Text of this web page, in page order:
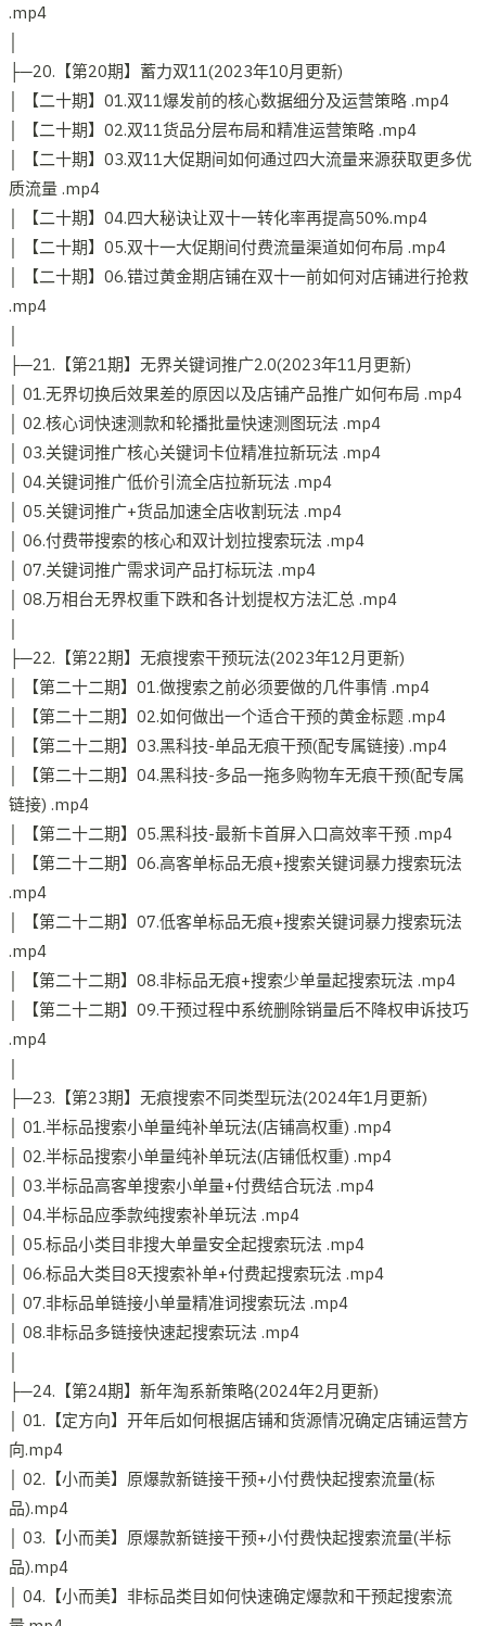
.mp4
├─20.【第20期】蓄力双11(2023年10月更新)
│ 【二十期】01.双11爆发前的核心数据细分及运营策略 .mp4
│ 【二十期】02.双11货品分层布局和精准运营策略 .mp4
│ 【二十期】03.双11大促期间如何通过四大流量来源获取更多优
质流量 .mp4
│ 【二十期】04.四大秘诀让双十一转化率再提高50%.mp4
│ 【二十期】05.双十一大促期间付费流量渠道如何布局 .mp4
│ 【二十期】06.错过黄金期店铺在双十一前如何对店铺进行抢救
.mp4
├─21.【第21期】无界关键词推广2.0(2023年11月更新)
│ 01.无界切换后效果差的原因以及店铺产品推广如何布局 .mp4
│ 02.核心词快速测款和轮播批量快速测图玩法 .mp4
│ 03.关键词推广核心关键词卡位精准拉新玩法 .mp4
│ 04.关键词推广低价引流全店拉新玩法 .mp4
│ 05.关键词推广+货品加速全店收割玩法 .mp4
│ 06.付费带搜索的核心和双计划拉搜索玩法 .mp4
│ 07.关键词推广需求词产品打标玩法 .mp4
│ 08.万相台无界权重下跌和各计划提权方法汇总 .mp4
├─22.【第22期】无痕搜索干预玩法(2023年12月更新)
│ 【第二十二期】01.做搜索之前必须要做的几件事情 .mp4
│ 【第二十二期】02.如何做出一个适合干预的黄金标题 .mp4
│ 【第二十二期】03.黑科技-单品无痕干预(配专属链接) .mp4
│ 【第二十二期】04.黑科技-多品一拖多购物车无痕干预(配专属
链接) .mp4
│ 【第二十二期】05.黑科技-最新卡首屏入口高效率干预 .mp4
│ 【第二十二期】06.高客单标品无痕+搜索关键词暴力搜索玩法
.mp4
│ 【第二十二期】07.低客单标品无痕+搜索关键词暴力搜索玩法
.mp4
│ 【第二十二期】08.非标品无痕+搜索少单量起搜索玩法 .mp4
│ 【第二十二期】09.干预过程中系统删除销量后不降权申诉技巧
.mp4
├─23.【第23期】无痕搜索不同类型玩法(2024年1月更新)
│ 01.半标品搜索小单量纯补单玩法(店铺高权重) .mp4
│ 02.半标品搜索小单量纯补单玩法(店铺低权重) .mp4
│ 03.半标品高客单搜索小单量+付费结合玩法 .mp4
│ 04.半标品应季款纯搜索补单玩法 .mp4
│ 05.标品小类目非搜大单量安全起搜索玩法 .mp4
│ 06.标品大类目8天搜索补单+付费起搜索玩法 .mp4
│ 07.非标品单链接小单量精准词搜索玩法 .mp4
│ 08.非标品多链接快速起搜索玩法 .mp4
├─24.【第24期】新年淘系新策略(2024年2月更新)
│ 01.【定方向】开年后如何根据店铺和货源情况确定店铺运营方
向.mp4
│ 02.【小而美】原爆款新链接干预+小付费快起搜索流量(标
品).mp4
│ 03.【小而美】原爆款新链接干预+小付费快起搜索流量(半标
品).mp4
│ 04.【小而美】非标品类目如何快速确定爆款和干预起搜索流